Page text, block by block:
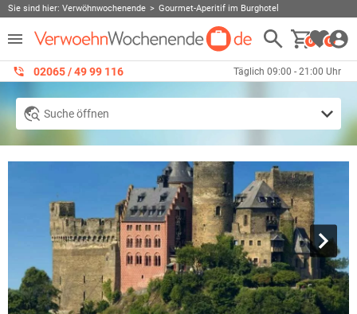
Sie sind hier: Verwöhnwochenende Gourmet-Aperitif im Burghotel
0 0
02065 / 49 ‌99 116 Täglich 09:00 - 21:00 Uhr
Suche öffnen